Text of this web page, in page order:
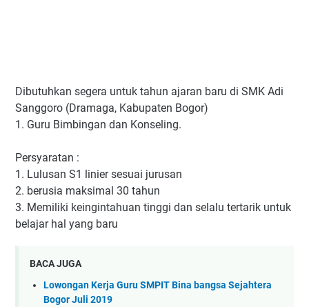
Dibutuhkan segera untuk tahun ajaran baru di SMK Adi
Sanggoro (Dramaga, Kabupaten Bogor)
1. Guru Bimbingan dan Konseling.
Persyaratan :
1. Lulusan S1 linier sesuai jurusan
2. berusia maksimal 30 tahun
3. Memiliki keingintahuan tinggi dan selalu tertarik untuk
belajar hal yang baru
BACA JUGA
Lowongan Kerja Guru SMPIT Bina bangsa Sejahtera
Bogor Juli 2019